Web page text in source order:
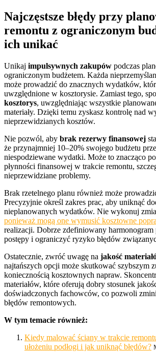
Najczęstsze błędy przy
remontu z ograniczonym
ich unikać
Unikaj impulsywnych zakupów podczas
ograniczonym budżetem. Każda
może prowadzić do znacznych wydatków,
uwzględnione w kosztorysie. Zamiast tego,
kosztorys, uwzględniając wszystkie
materiały. Dzięki temu zyskasz kontrolę nad
nieprzewidzianych kosztów.
Nie pozwól, aby brak rezerwy finansowej
że przynajmniej 10–20% swojego budżetu
niespodziewane wydatki. Może to znacząco
płynności finansowej w trakcie remontu,
nieprzewidziane problemy.
Brak rzetelnego planu również może
Precyzyjnie określ zakres prac, aby uniknąć
nieplanowanych wydatków. Nie wykonuj
ponieważ mogą one wymusić kosztowne
realizacji. Dobrze zdefiniowany harmonogram
postępy i ograniczyć ryzyko błędów
Ostatecznie, zwróć uwagę na jakość
najtańszych opcji może skutkować szybszym
koniecznością kosztownych napraw.
materiałów, które oferują dobry stosunek
doświadczonych fachowców, co pozwoli
błędów remontowych.
W tym temacie również:
Kiedy malować ściany w trakcie
ułożeniu podłogi i jak uniknąć błędów?